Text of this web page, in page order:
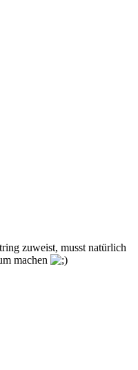
zuweist, musst natürlich
machen